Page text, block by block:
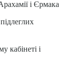
і Єрмака
кабінеті і